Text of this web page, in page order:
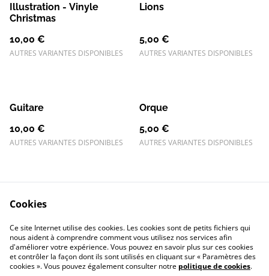
Illustration - Vinyle
Christmas
10,00 €
AUTRES VARIANTES DISPONIBLES
Lions
5,00 €
AUTRES VARIANTES DISPONIBLES
Guitare
10,00 €
AUTRES VARIANTES DISPONIBLES
Orque
5,00 €
AUTRES VARIANTES DISPONIBLES
Contactez-nous
Conditions
Politique de
confidentialité
Politique de cookies
Cookies
Ce site Internet utilise des cookies. Les cookies sont de petits fichiers qui
nous aident à comprendre comment vous utilisez nos services afin
d'améliorer votre expérience. Vous pouvez en savoir plus sur ces cookies
et contrôler la façon dont ils sont utilisés en cliquant sur « Paramètres des
cookies ». Vous pouvez également consulter notre politique de cookies.